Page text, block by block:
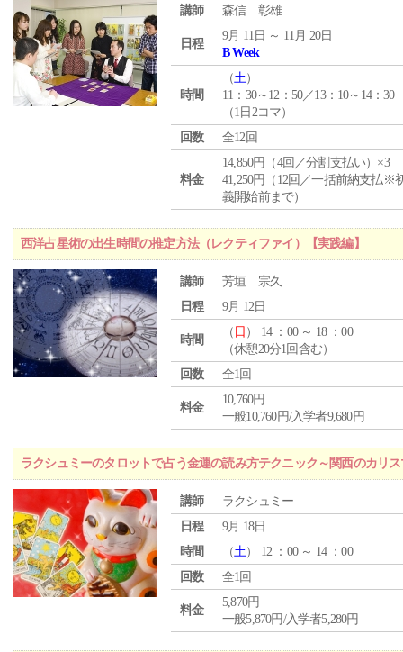
講師 森信 彰雄
日程
9月 11日 ～ 11月 20日
B Week
時間
（土）
11：30～12：50／13：10～14：30
（1日2コマ）
回数
全12回
料金
14,850円（4回／分割支払い）×3
41,250円（12回／一括前納支払※
義開始前まで）
西洋占星術の出生時間の推定方法（レクティファイ）【実践編】
講師
芳垣 宗久
日程
9月 12日
時間
（ 日 ） 14 ：00 ～ 18 ：00
（休憩20分1回含む）
回数
全1回
料金
10,760円
一般10,760円/入学者9,680円
ラクシュミーのタロットで占う金運の読み方テクニック～関西のカリ
講師
ラクシュミー
日程
9月 18日
時間
（土） 12 ：00 ～ 14 ：00
回数
全1回
料金
5,870円
一般5,870円/入学者5,280円